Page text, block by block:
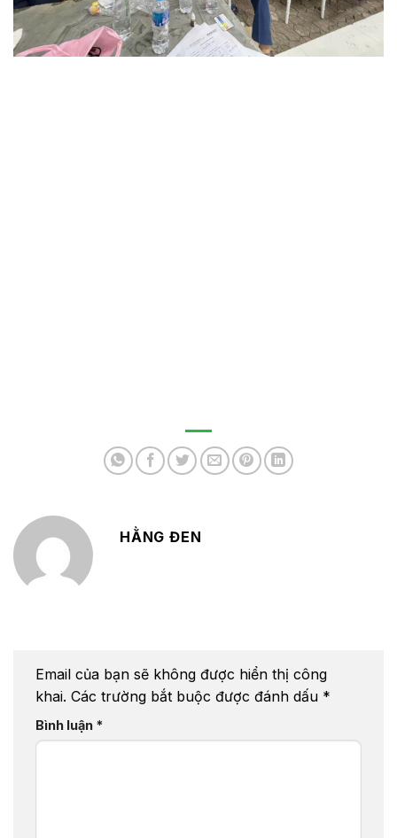
HẰNG ĐEN
Email của bạn sẽ không được hiển thị công
khai. Các trường bắt buộc được đánh dấu *
Bình luận *